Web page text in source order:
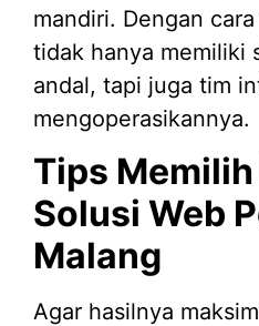
mandiri. Dengan
tidak hanya memiliki
andal, tapi juga tim
mengoperasikannya.
Tips
Solusi Web
Malang
Agar hasilnya